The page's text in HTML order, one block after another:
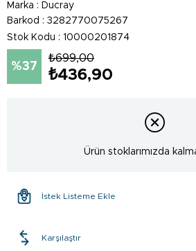
Marka : Ducray
Barkod : 3282770075267
Stok Kodu
10000201874
37
₺699,00
₺436,90
Ürün stoklarımızda
İstek Listeme Ekle
Karşılaştır